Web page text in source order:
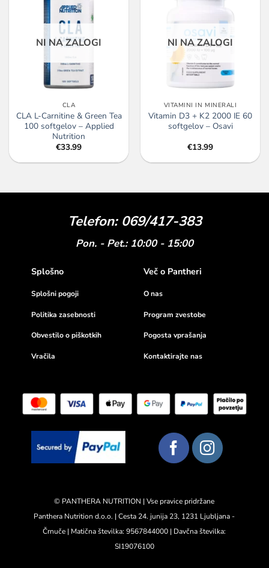
NI NA ZALOGI
CLA
CLA L-Carnitine & Green Tea
100 softgelov – Applied
Nutrition
€33.99
NI NA ZALOGI
VITAMINI IN MINERALI
Vitamin D3 + K2 2000 IE 60
softgelov – Osavi
€13.99
Telefon: 069/417-383
Pon. - Pet.: 10:00 - 15:00
Splošno
Splošni pogoji
Politika zasebnosti
Obvestilo o piškotkih
Vračila
Več o Pantheri
O nas
Program zvestobe
Pogosta vprašanja
Kontaktirajte nas
© PANTHERA NUTRITION | Vse pravice pridržane
Panthera Nutrition d.o.o. | Cesta 24. junija 23, 1231 Ljubljana -
Črnuče | Matična številka: 9567844000 | Davčna številka:
SI19076100